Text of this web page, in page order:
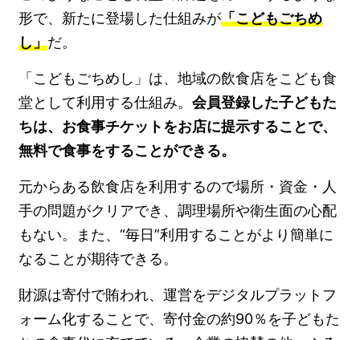
形で、新たに登場した仕組みが「こどもごちめ
し」だ。
「こどもごちめし」は、地域の飲食店をこども食
堂として利用する仕組み。会員登録した子どもた
ちは、お食事チケットをお店に提示することで、
無料で食事をすることができる。
元からある飲食店を利用するので場所・資金・人
手の問題がクリアでき、調理場所や衛生面の心配
もない。また、“毎日”利用することがより簡単に
なることが期待できる。
財源は寄付で賄われ、運営をデジタルプラットフ
ォーム化することで、寄付金の約90％を子どもた